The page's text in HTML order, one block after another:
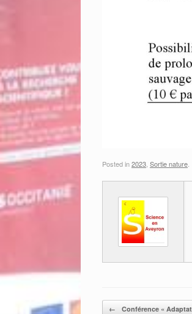
Posted in2023 Sortie nature
Post navigation
← Conférence «